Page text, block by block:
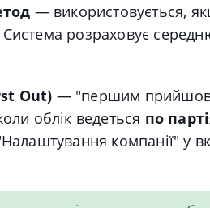
— використовується,
Система розраховує
Out) — "першим
облік ведеться по
компанії" у